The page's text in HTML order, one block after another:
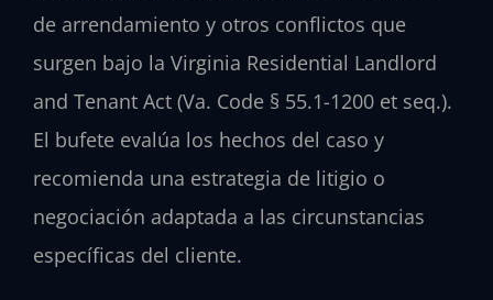
de arrendamiento y otros conflictos que
surgen bajo la Virginia Residential Landlord
and Tenant Act (Va. Code § 55.1-1200 et seq.).
El bufete evalúa los hechos del caso y
recomienda una estrategia de litigio o
negociación adaptada a las circunstancias
específicas del cliente.